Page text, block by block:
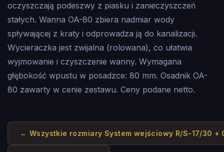
oczyszczają podeszwy z piasku i zanieczyszczeń
stałych. Wanna OA-80 zbiera nadmiar wody
spływającej z kraty i odprowadza ją do kanalizacji.
Wycieraczka jest zwijalna (rolowana), co ułatwia
wyjmowanie i czyszczenie wanny. Wymagana
głębokość wpustu w posadzce: 80 mm. Osadnik OA-
80 zawarty w cenie zestawu. Ceny podane netto.
← Wszystkie rozmiary System wejściowy R/S-17/30 +